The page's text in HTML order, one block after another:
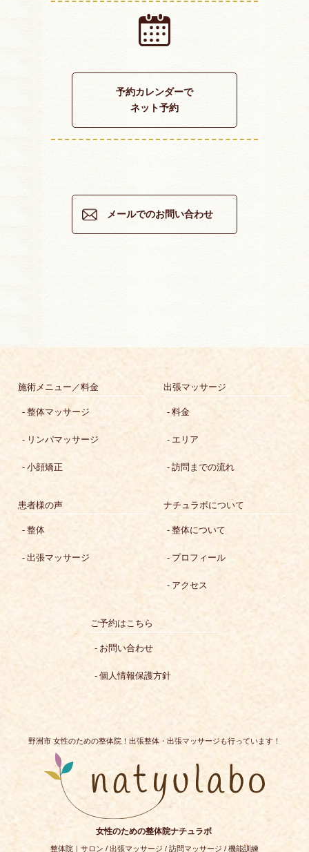
予約カレンダーで
ネット予約
メールでのお問い合わせ
施術メニュー／料金
整体マッサージ
リンパマッサージ
小顔矯正
出張マッサージ
料金
エリア
訪問までの流れ
患者様の声
整体
出張マッサージ
ナチュラボについて
整体について
プロフィール
アクセス
ご予約はこちら
お問い合わせ
個人情報保護方針
野洲市 女性のための整体院！出張整体・出張マッサージも行っています！
女性のための整体院ナチュラボ
整体院｜サロン / 出張マッサージ / 訪問マッサージ / 機能訓練